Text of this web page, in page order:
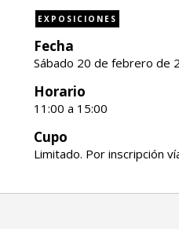
EXPOSICIONES
Fecha
Sábado 20 de febrero de
Horario
11:00 a 15:00
Cupo
Limitado. Por inscripción